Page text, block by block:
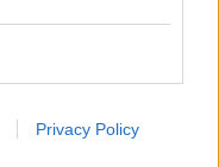
Privacy Policy